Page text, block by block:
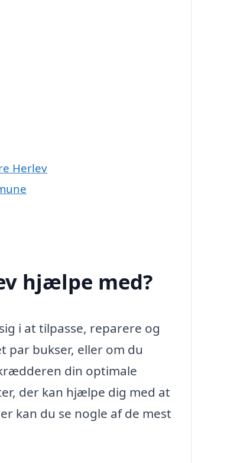
Herlev
hjælpe med?
i at tilpasse, reparere og
par bukser, eller om du
din optimale
der kan hjælpe dig med at
kan du se nogle af de mest